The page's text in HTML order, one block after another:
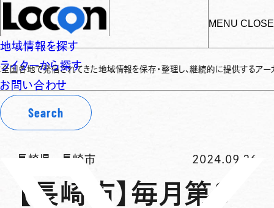
MENU CLOSE
地域情報を探す
ライターから探す
お問い合わせ
Search
れてきた地域情報を保存・整理し、継続的に提供するアーカイブサイトです
長崎県 長崎市 2024.09.26
【長崎市】毎月第3